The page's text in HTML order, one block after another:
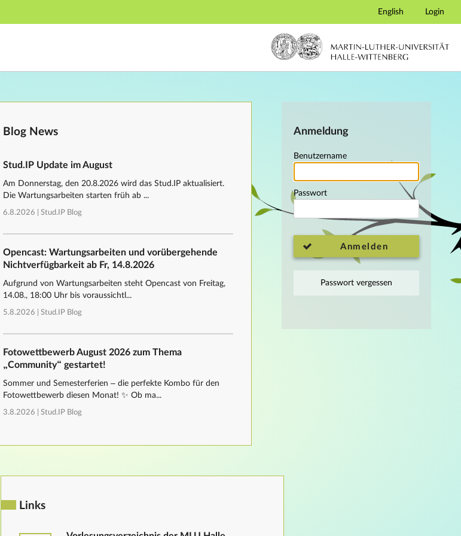
Hauptnavigation
English Login
Anmeldung
Benutzername
Passwort
Anmelden
Passwort vergessen
Blog News
Stud.IP Update im August
Am Donnerstag, den 20.8.2026 wird das Stud.IP aktualisiert.
Die Wartungsarbeiten starten früh ab ...
6.8.2026 | Stud.IP Blog
Opencast: Wartungsarbeiten und vorübergehende
Nichtverfügbarkeit ab Fr, 14.8.2026
Aufgrund von Wartungsarbeiten steht Opencast von Freitag,
14.08., 18:00 Uhr bis voraussichtl...
5.8.2026 | Stud.IP Blog
Fotowettbewerb August 2026 zum Thema
„Community“ gestartet!
Sommer und Semesterferien – die perfekte Kombo für den
Fotowettbewerb diesen Monat! ✨ Ob ma...
3.8.2026 | Stud.IP Blog
Links